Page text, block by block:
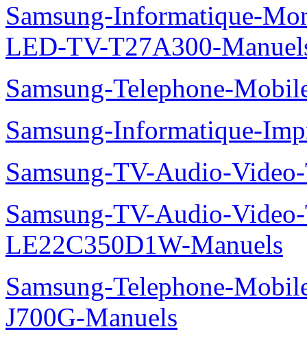
Samsung-Informatique-
LED-TV-T27A300-
Samsung-Telephone-
Samsung-Informatique-
Samsung-TV-Audio-
Samsung-TV-Audio-
LE22C350D1W-Manuels
Samsung-Telephone-
J700G-Manuels